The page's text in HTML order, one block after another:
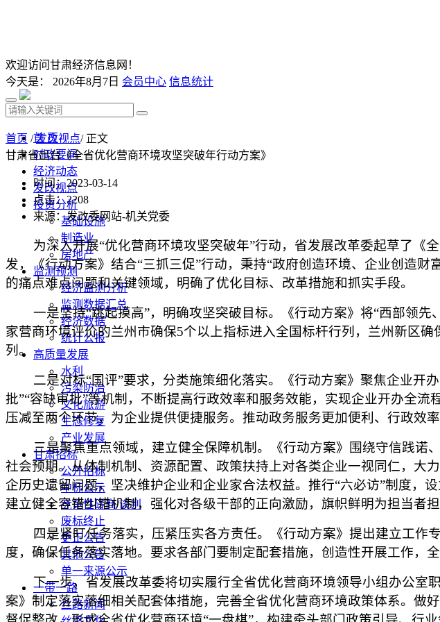
欢迎访问甘肃经济信息网！
今天是： 2026年8月7日 会员中心 信息统计
首 页
时政要闻
经济动态
发改视点
投资分析
基础设施
制造业
房地产
监测预测
经济监测分析
监测数据汇总
经济数据
统计公报
高质量发展
水利
污染防治
文化旅游
生态修复
产业发展
甘肃招标
公开招标
中标公示
竞争性磋商/谈判
废标终止
更正公告
其他公告
单一来源公示
一带一路
丝路新闻
首页 /发改视点/ 正文
甘肃省出台《全省优化营商环境攻坚突破年行动方案》
时间：2023-03-14
点击：2208
来源：发改委网站-机关党委
为深入开展“优化营商环境攻坚突破年”行动，省发展改革委起草了《
发，《行动方案》结合“三抓三促”行动，秉持“政府创造环境、企业创造
的痛点难点问题和关键领域，明确了优化目标、改革措施和抓实手段。
一是坚持“跳起摸高”，明确攻坚突破目标。《行动方案》将“西部领
家营商环境评价的兰州市确保5个以上指标进入全国标杆行列，兰州新区
列。
二是对标“国评”要求，分类施策细化落实。《行动方案》聚焦企业开
批”“容缺审批”等机制，不断提高行政效率和服务效能，实现企业开办全
压减至两个环节，为企业提供便捷服务。推动政务服务更加便利、行政效
三是聚焦重点领域，建立健全保障机制。《行动方案》围绕守信践
社会预期。从体制机制、资源配置、政策扶持上对各类企业一视同仁，大
企历史遗留问题，坚决维护企业和企业家合法权益。推行“六必访”制度，
建立健全容错纠错机制，强化对各级干部的正向激励，旗帜鲜明为担当者担
四是紧盯任务落实，压紧压实各方责任。《行动方案》提出建立工
度，确保任务落实落地。要求各部门要制定配套措施，创造性开展工作，
下一步，省发展改革委将切实履行全省优化营商环境领导小组办公
案》制定落实落细相关配套体措施，完善全省优化营商环境政策体系。做